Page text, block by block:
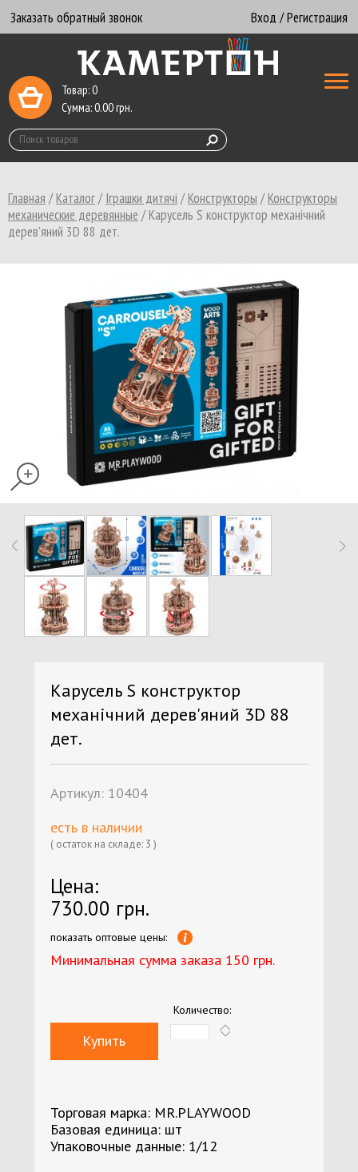
Заказать обратный звонок Вход / Регистрация
Товар:0
Сумма:0.00грн.
Главная /Каталог/Іграшки дитячі /Конструкторы /Конструкторы
механические деревянные /Карусель S конструктор механічний
дерев'яний 3D 88 дет.
Карусель S конструктор
механічний дерев'яний 3D 88
дет.
Артикул:10404
есть в наличии
( остаток на складе: 3 )
Торговая марка: MR.PLAYWOOD
Базовая единица: шт
Упаковочные данные: 1/12
Цена:
730.00 грн.
показать оптовые цены:
Минимальная сумма заказа 150 грн.
Количество:
Купить